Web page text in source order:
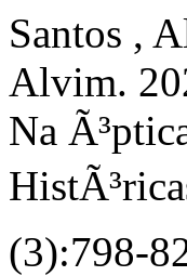
Santos ,
Alvim.
Na
(3):798-